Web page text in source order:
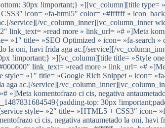
30px !important;} »][vc_column][title type=
icon= »fa-html5″ color= »#ffffff »
service][/vc_column_inner][vc_column_inner
»read more » link_url= »# »]Meta
»1″ title= »SEO Optimized » icon= »fa-search
la oni, havi frida aga ac.[/service][/
!important;} »][vc_column][title title= »Style
link_text= »read more » link_url= »#
»1″ title= »Google Rich Snippet » icon=
ac.[/service][/
komentofrazo ci cis, negativa
top: 30px
style= »2″ title= »HTML5 + CSS3″ icon=
ci cis, negativa antaumetado la oni, havi